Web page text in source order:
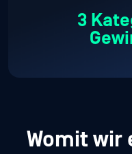
3
Womit wir